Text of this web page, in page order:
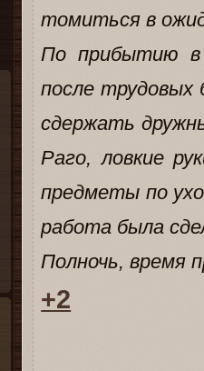
томиться в
По прибытию в
после трудовых
сдержать
Раго, ловкие
предметы по
работа была
Полночь, время
+2